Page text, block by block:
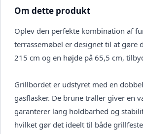
Om dette produkt
Oplev den perfekte kombination af
terrassemøbel er designet til at gøre
215 cm og en højde på 65,5 cm,
Grillbordet er udstyret med en
gasflasker. De brune traller giver en
garanterer lang holdbarhed og
hvilket gør det ideelt til både